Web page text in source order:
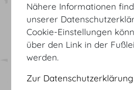
INTERNATIONALES
IM HERZEN
Nähere Informationen
unserer
Cookie-Einstellungen
über den Link in der
werden.
Zur Datenschutzerklärung